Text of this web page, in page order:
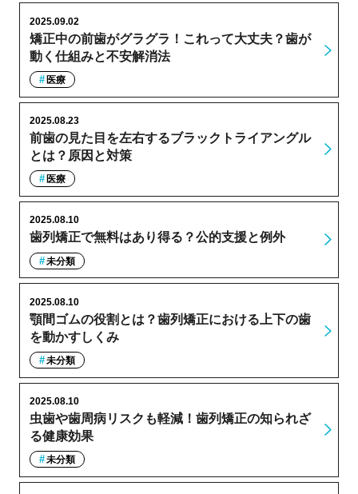
矯正中の前歯がグラグラ！これって大丈夫？歯が
動く仕組みと不安解消法
2025.09.02
医療
前歯の見た目を左右するブラックトライアングル
とは？原因と対策
2025.08.23
医療
歯列矯正で無料はあり得る？公的支援と例外
2025.08.10
未分類
顎間ゴムの役割とは？歯列矯正における上下の歯
を動かすしくみ
2025.08.10
未分類
虫歯や歯周病リスクも軽減！歯列矯正の知られざ
る健康効果
2025.08.10
未分類